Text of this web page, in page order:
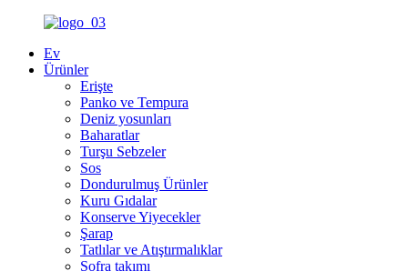
Ev
Ürünler
Erişte
Panko ve Tempura
Deniz yosunları
Baharatlar
Turşu Sebzeler
Sos
Dondurulmuş Ürünler
Kuru Gıdalar
Konserve Yiyecekler
Şarap
Tatlılar ve Atıştırmalıklar
Sofra takımı